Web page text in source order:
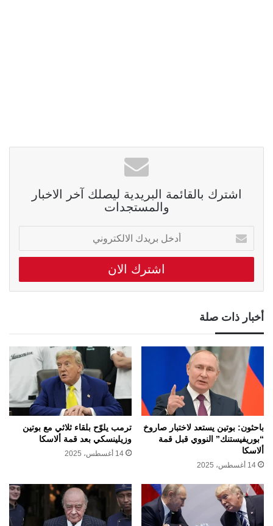
اشترك بالقائمة البريدية ليصلك آخر الاخبار
والمستجدات
أدخل
بريدك
الالكتروني
أخبار ذات صلة
باحثون: بوتين يستعد لاختبار صاروخ
“بوريفيستنك” النووي قبل قمة
ألاسكا
14 أغسطس، 2025
ترمب يلوّح بلقاء ثلاثي مع بوتين
وزيلينسكي بعد قمة ألاسكا
14 أغسطس، 2025